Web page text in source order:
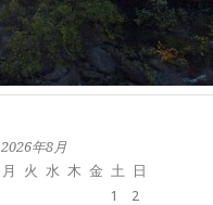
2026年8月
月
火 水 木 金 土 日
1
2